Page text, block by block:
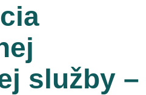
služby –